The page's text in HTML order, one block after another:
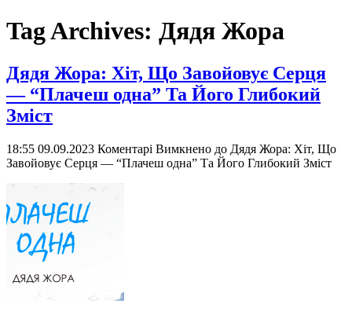
Tag Archives: Дядя Жора
Дядя Жора: Хіт, Що Завойовує Серця
— “Плачеш одна” Та Його Глибокий
Зміст
18:55 09.09.2023 Коментарі Вимкнено до Дядя Жора: Хіт, Що
Завойовує Серця — “Плачеш одна” Та Його Глибокий Зміст